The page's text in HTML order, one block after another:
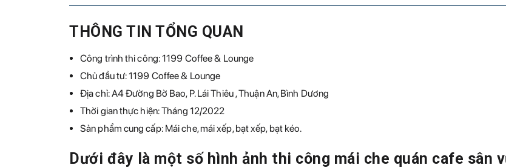
THÔNG TIN TỔNG QUAN
Công trình thi công: 1199 Coffee & Lounge
Chủ đầu tư: 1199 Coffee & Lounge
Địa chỉ: A4 Đường Bờ Bao, P. Lái Thiêu , Thuận An, Bình Dương
Thời gian thực hiện: Tháng 12/2022
Sản phẩm cung cấp: Mái che, mái xếp, bạt xếp, bạt kéo.
Dưới đây là một số hình ảnh thi công mái che quán cafe sân